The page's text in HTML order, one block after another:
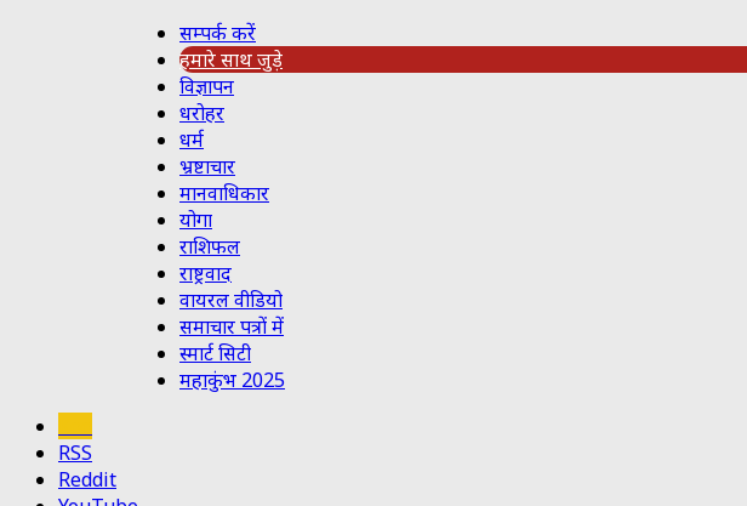
सम्पर्क करें
हमारे साथ जुड़े
विज्ञापन
धरोहर
धर्म
भ्रष्टाचार
मानवाधिकार
योगा
राशिफल
राष्ट्रवाद
वायरल वीडियो
समाचार पत्रों में
स्मार्ट सिटी
महाकुंभ 2025
RSS
Reddit